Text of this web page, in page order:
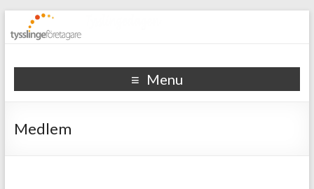
Tysslinge företagare
Menu
Medlem